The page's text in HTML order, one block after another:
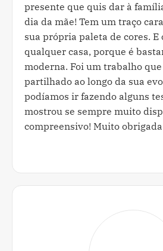
presente que quis dar à
dia da mãe! Tem um traço
sua própria paleta de cores. E
qualquer casa, porque é
moderna. Foi um trabalho
partilhado ao longo da sua
podíamos ir fazendo alguns
mostrou se sempre muito
compreensivo! Muito